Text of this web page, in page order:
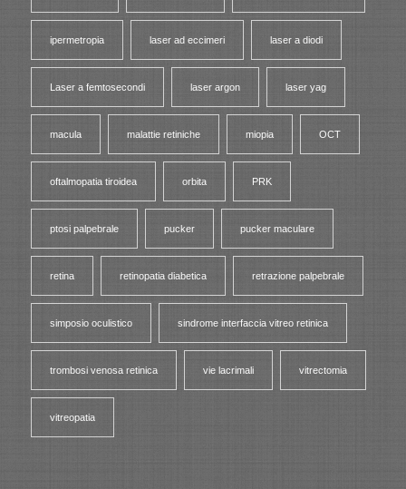
ipermetropia laser ad eccimeri laser a diodi
Laser a femtosecondi laser argon laser yag
macula malattie retiniche miopia OCT
oftalmopatia tiroidea orbita PRK
ptosi palpebrale pucker pucker maculare
retina retinopatia diabetica retrazione palpebrale
simposio oculistico sindrome interfaccia vitreo retinica
trombosi venosa retinica vie lacrimali vitrectomia
vitreopatia